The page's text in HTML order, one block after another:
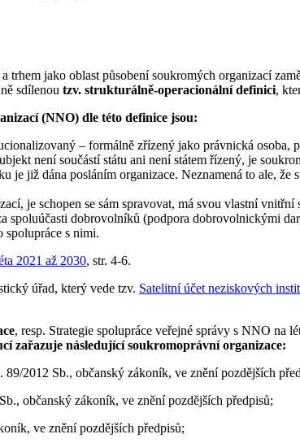
trhem jako oblast působení soukromých organizací
sdílenou tzv. strukturálně-operacionální definici,
(NNO) dle této definice jsou:
– formálně zřízený jako právnická osoba,
není součástí státu ani není státem řízený, je
je již dána posláním organizace. Neznamená to ale,
je schopen se sám spravovat, má svou vlastní vnitřní
spoluúčasti dobrovolníků (podpora dobrovolnickými
spolupráce s nimi.
2021 až 2030, str. 4-6.
úřad, který vede tzv. Satelitní účet neziskových
, resp. Strategie spolupráce veřejné správy s NNO na
zařazuje následující soukromoprávní organizace:
89/2012 Sb., občanský zákoník, ve znění pozdějších
občanský zákoník, ve znění pozdějších předpisů;
ve znění pozdějších předpisů;